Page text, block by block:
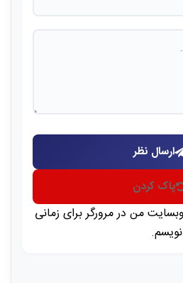
ارسال نظر
پاک کردن
من در مرورگر برای زمانی